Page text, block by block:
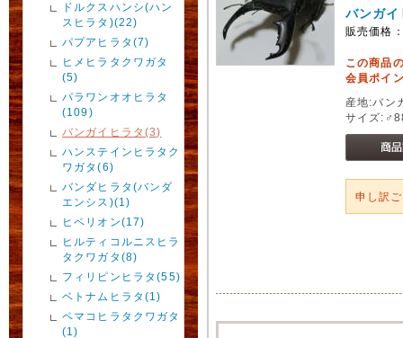
ドルクスハンシ(ハン
スヒラタ)(22)
パプアヒラタ(7)
ヒメヒラタクワガタ
(5)
パラワンオオヒラタ
(109)
バンガイヒラタ(3)
ハンステインヒラタク
ワガタ(6)
バンダヒラタ(バンダ
エンシス)(1)
ヒペリオン(17)
ヒルティコルニスヒラ
タクワガタ(8)
フィリピンヒラタ(55)
ベトナムヒラタ(1)
ペマコヒラタクワガタ
(1)
バンガ
販売価格
この商品
会員ポイ
産地:バン
サイズ
申し訳